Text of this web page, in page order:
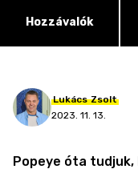
Hozzávalók
Lukács Zsolt
2023. 11. 13.
Popeye óta